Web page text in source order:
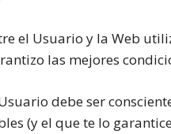
el Usuario y la Web
las mejores
debe ser
(y el que te lo